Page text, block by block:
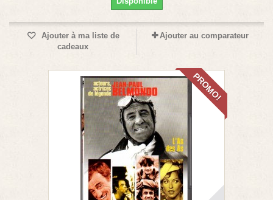
Ajouter à ma liste de
cadeaux
Ajouter au comparateur
PROMO!